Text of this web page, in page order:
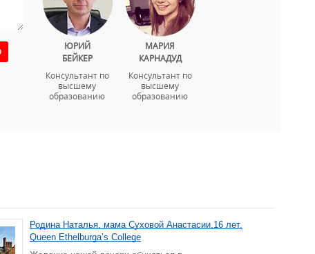
ЮРИЙ
БЕЙКЕР
Консультант по
высшему
образованию
МАРИЯ
КАРНАДУД
Консультант по
высшему
образованию
Родина Наталья, мама Суховой Анастасии,16 лет.
Queen Ethelburga’s College